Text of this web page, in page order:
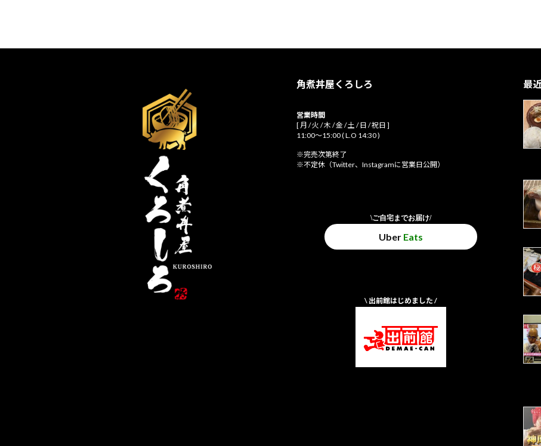
角煮丼屋くろしろ
営業時間
[ 月 / 火 / 木 / 金 / 土 / 日 / 祝日 ]
11:00～15:00 ( L.O 14:30 )
※完売次第終了
※不定休（Twitter、Instagramに営業日公開）
\ご自宅までお届け/
Uber Eats
\ 出前館はじめました /
最